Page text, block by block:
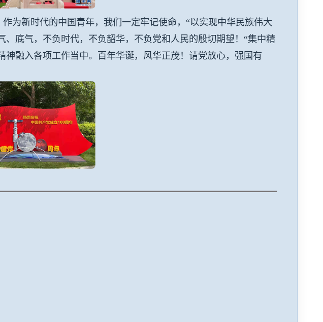
新时代的中国青年，我们一定牢记使命，“以实现中华民族伟大
、底气，不负时代，不负韶华，不负党和人民的殷切期望！“集中精
神融入各项工作当中。百年华诞，风华正茂！请党放心，强国有